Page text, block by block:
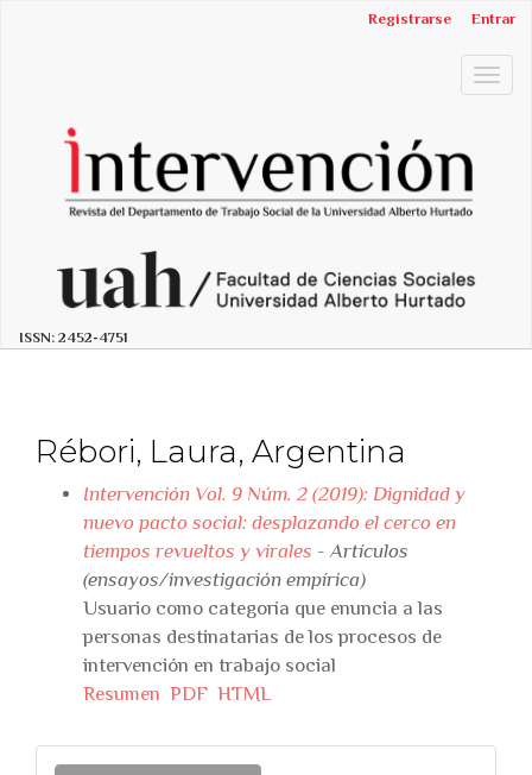
##plugins.themes.bootstrap3.accessible_menu.label##
Registrarse Entrar
ISSN: 2452-4751
Rébori, Laura, Argentina
Intervención Vol. 9 Núm. 2 (2019): Dignidad y
nuevo pacto social: desplazando el cerco en
tiempos revueltos y virales - Artículos
(ensayos/investigación empírica)
Usuario como categoría que enuncia a las
personas destinatarias de los procesos de
intervención en trabajo social
Resumen PDF HTML